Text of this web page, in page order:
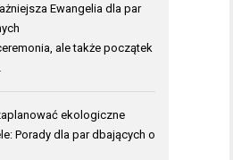
Ewangelia dla par
ale także początek
ekologiczne
Porady dla par dbających o